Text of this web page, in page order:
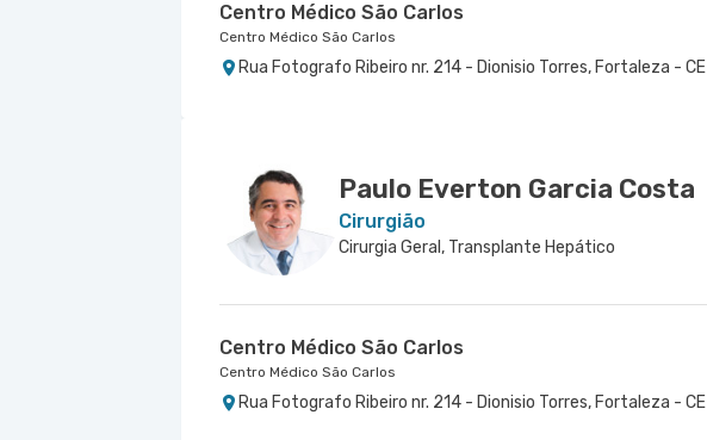
Centro Médico São Carlos
Centro Médico São Carlos
Rua Fotografo Ribeiro nr. 214 - Dionisio Torres, Fortaleza - CE
Paulo Everton Garcia Costa
Cirurgião
Cirurgia Geral, Transplante Hepático
Centro Médico São Carlos
Centro Médico São Carlos
Rua Fotografo Ribeiro nr. 214 - Dionisio Torres, Fortaleza - CE